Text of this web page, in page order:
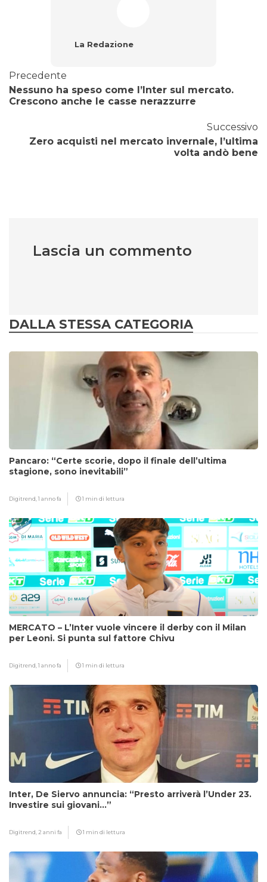
La Redazione
Precedente
Nessuno ha speso come l’Inter sul mercato.
Crescono anche le casse nerazzurre
Successivo
Zero acquisti nel mercato invernale, l’ultima
volta andò bene
Lascia un commento
DALLA STESSA CATEGORIA
Pancaro: “Certe scorie, dopo il finale dell’ultima
stagione, sono inevitabili”
Digitrend,1 anno fa 1 min di lettura
MERCATO – L’Inter vuole vincere il derby con il Milan
per Leoni. Si punta sul fattore Chivu
Digitrend,1 anno fa 1 min di lettura
Inter, De Siervo annuncia: “Presto arriverà l’Under 23.
Investire sui giovani…”
Digitrend, 2 anni fa 1 min di lettura